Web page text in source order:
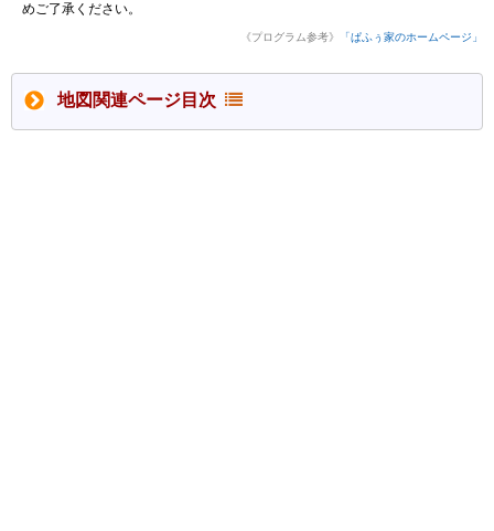
めご了承ください。
《プログラム参考》 「ぱふぅ家のホームページ」
地図関連ページ目次